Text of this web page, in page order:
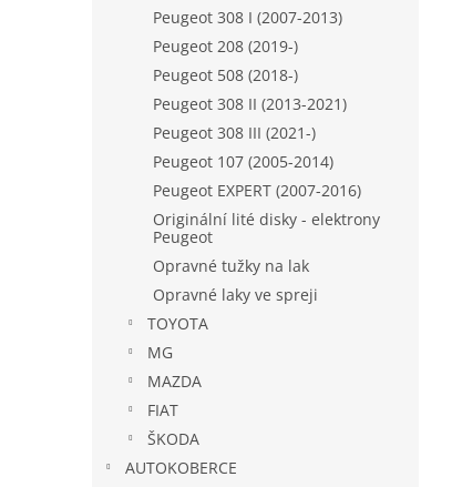
Peugeot 308 I (2007-2013)
Peugeot 208 (2019-)
Peugeot 508 (2018-)
Peugeot 308 II (2013-2021)
Peugeot 308 III (2021-)
Peugeot 107 (2005-2014)
Peugeot EXPERT (2007-2016)
Originální lité disky - elektrony
Peugeot
Opravné tužky na lak
Opravné laky ve spreji
TOYOTA
MG
MAZDA
FIAT
ŠKODA
AUTOKOBERCE